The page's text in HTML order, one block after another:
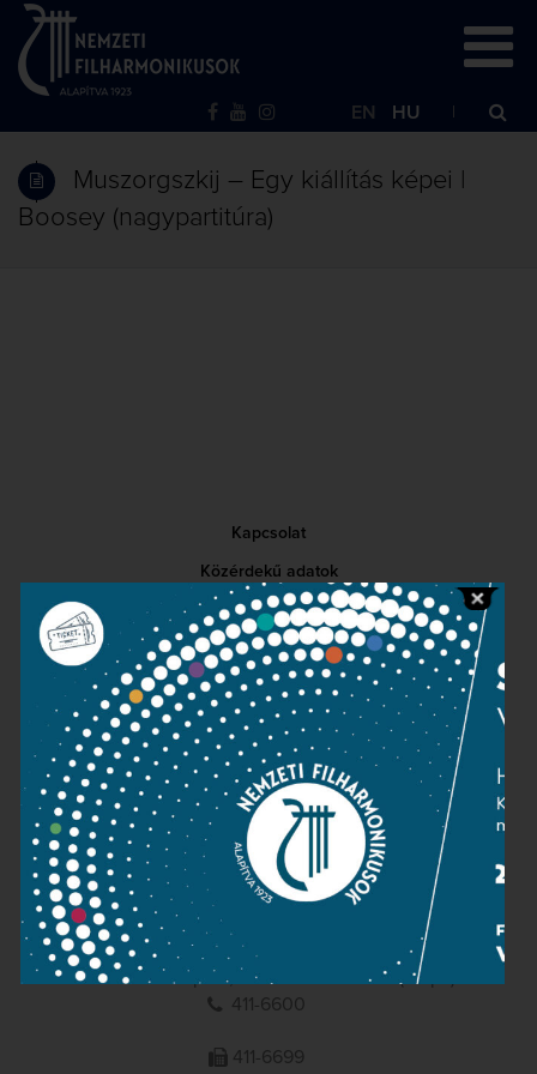
EN HU
Muszorgszkij – Egy kiállítás képei |
Boosey (nagypartitúra)
Kapcsolat
Közérdekű adatok
Sajtószoba
Adatvédelem
Impresszum
NEMZETI
FILHARMONIKUSOK
1095 Budapest, Komor Marcell u. 1. (Müpa)
411-6600
411-6699